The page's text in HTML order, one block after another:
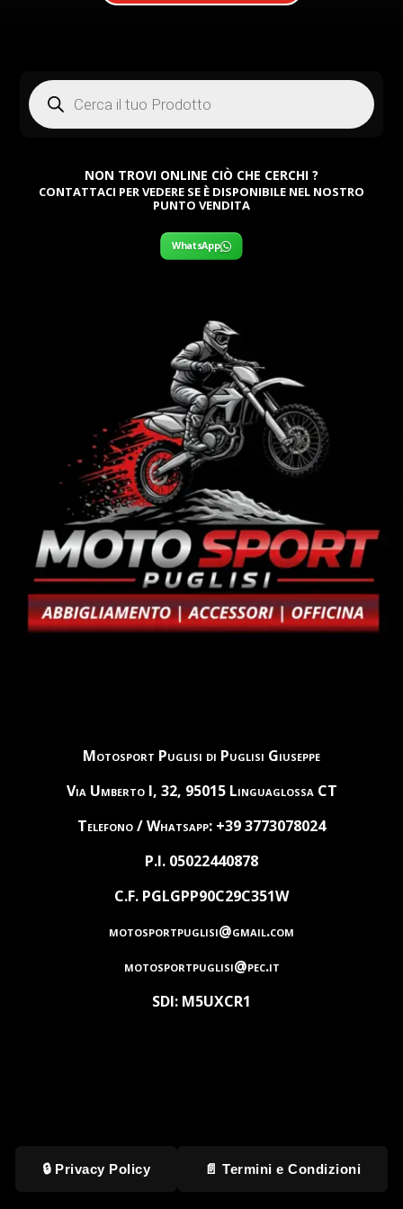
Products
search
NON TROVI ONLINE CIÒ CHE CERCHI ?
CONTATTACI PER VEDERE SE È DISPONIBILE NEL NOSTRO
PUNTO VENDITA
WhatsApp
Motosport Puglisi di Puglisi Giuseppe
Via Umberto I, 32, 95015 Linguaglossa CT
Telefono / Whatsapp: +39 3773078024
P.I. 05022440878
C.F. PGLGPP90C29C351W
motosportpuglisi@gmail.com
motosportpuglisi@pec.it
SDI: M5UXCR1
🔒 Privacy Policy 📄 Termini e Condizioni